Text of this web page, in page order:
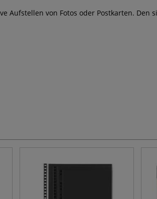
Aufstellen von Fotos oder Postkarten. Den